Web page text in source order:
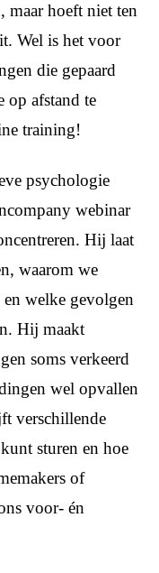
maar hoeft niet ten
Wel is het voor
die gepaard
op afstand te
training!
psychologie
webinar
Hij laat
waarom we
en welke gevolgen
Hij maakt
soms verkeerd
wel opvallen
verschillende
sturen en hoe
of
voor- én